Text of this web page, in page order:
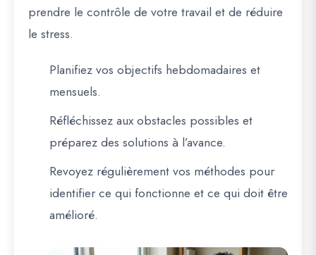
prendre le contrôle de votre travail et de réduire
le stress.
Planifiez vos objectifs hebdomadaires et
mensuels.
Réfléchissez aux obstacles possibles et
préparez des solutions à l’avance.
Revoyez régulièrement vos méthodes pour
identifier ce qui fonctionne et ce qui doit être
amélioré.